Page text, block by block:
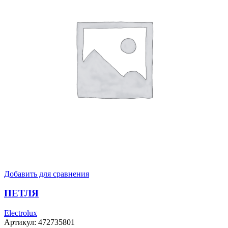
Добавить для сравнения
ПЕТЛЯ
Electrolux
Артикул: 472735801